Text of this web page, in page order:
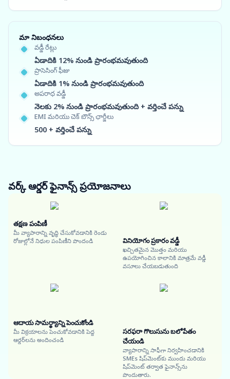
మా నిబంధనలు
వడ్డీ రేట్లు
ఏడాదికి 12% నుండి ప్రారంభమవుతుంది
ప్రాసెసింగ్ ఫీజు
ఏడాదికి 1% నుండి ప్రారంభమవుతుంది
అపరాధ వడ్డీ
నెలకు 2% నుండి ప్రారంభమవుతుంది + వర్తించే పన్ను
EMI మరియు చెక్ బౌన్స్ ఛార్జీలు
500 + వర్తించే పన్ను
వర్క్ ఆర్డర్ ఫైనాన్స్ప్రయోజనాలు
తక్షణ పంపిణీ
మీ వ్యాపారాన్ని వృద్ధి చేసుకోవడానికి రెండు
రోజుల్లోనే నిధుల పంపిణీని పొందండి
వినియోగం ప్రకారం వడ్డీ
ఖచ్చితమైన మొత్తం మరియు
ఉపయోగించిన కాలానికి మాత్రమే వడ్డీ
వసూలు చేయబడుతుంది
ఆదాయ సామర్థ్యాన్ని పెంచుకోండి
మీ విక్రయాలను పెంచుకోవడానికి పెద్ద
ఆర్డర్‌లను అందించండి
సరఫరా గొలుసును బలోపేతం
చేయండి
వ్యాపారాన్ని సాఫీగా నిర్వహించడానికి
SMEs షిప్‌మెంట్‌కు ముందు మరియు
షిప్‌మెంట్ తర్వాత ఫైనాన్స్‌ను
పొందుతారు.